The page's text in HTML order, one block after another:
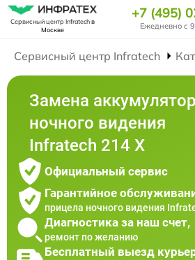
Сервисный центр Infratechв
Москве
+7 (495)
Ежедневно с
Сервисный центр Infratech
Замена
ночного видения
Infratech 214 Х
Официальный сервис
Гарантийное
прицела ночного видения
Диагностика за наш счет,
ремонт по желанию
Бесплатный выезд